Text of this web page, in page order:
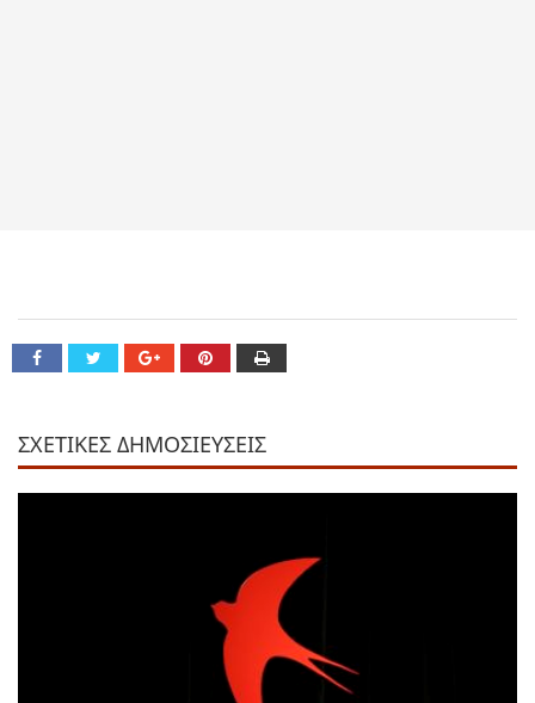
ΣΧΕΤΙΚΕΣ ΔΗΜΟΣΙΕΥΣΕΙΣ